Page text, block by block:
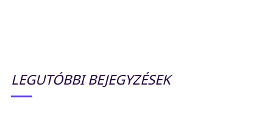
LEGUTÓBBI BEJEGYZÉSEK